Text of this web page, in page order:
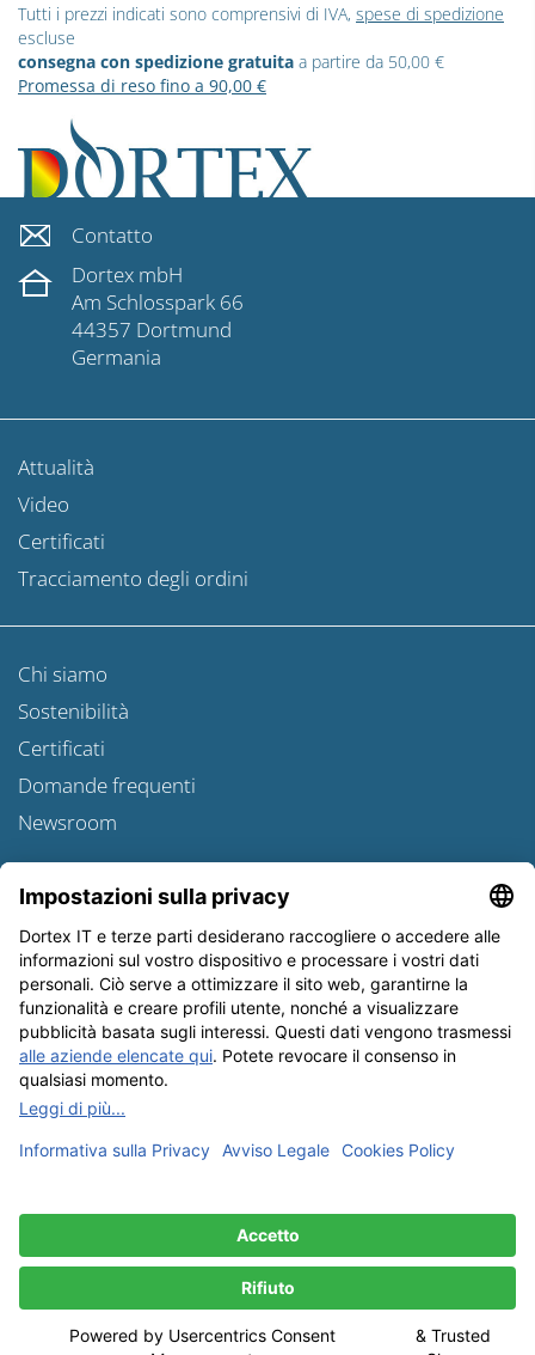
Tutti i prezzi indicati sono comprensivi di IVA, spese di spedizione
escluse
consegna con spedizione gratuita a partire da 50,00 €
Promessa di reso fino a 90,00 €
Contatto
Dortex mbH
Am Schlosspark 66
44357 Dortmund
Germania
Attualità
Video
Certificati
Tracciamento degli ordini
Chi siamo
Sostenibilità
Certificati
Domande frequenti
Newsroom
Informativa sulle spedizioni
Newsletter
Tutela dei dati
Condizioni Generali
Editoriale
I nostri metodi di pagamento: